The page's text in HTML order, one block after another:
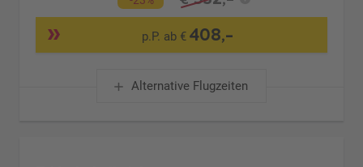
p.P. ab € 408,-
Alternative Flugzeiten